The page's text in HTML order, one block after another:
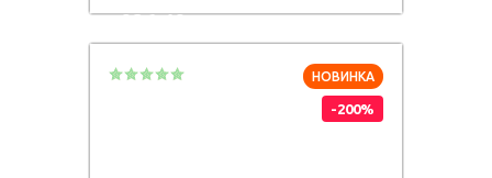
836,48Р
НОВИНКА
-200%